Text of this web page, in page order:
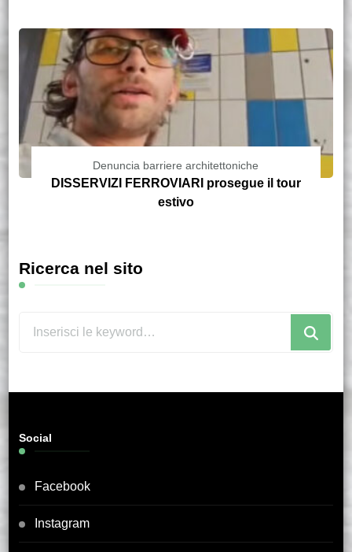
Denuncia barriere architettoniche
DISSERVIZI FERROVIARI prosegue il tour
estivo
Ricerca nel sito
Social
Facebook
Instagram